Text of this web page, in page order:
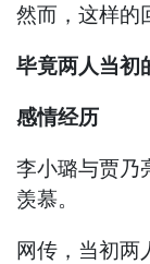
然而，这样的
毕竟两人当初
感情经历
李小璐与贾乃
羡慕。
网传，当初两